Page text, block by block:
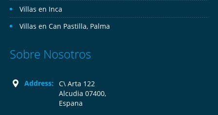
Villas en Inca
Villas en Can Pastilla, Palma
Sobre Nosotros
Address:
C\ Arta 122
Alcudia 07400,
Espana